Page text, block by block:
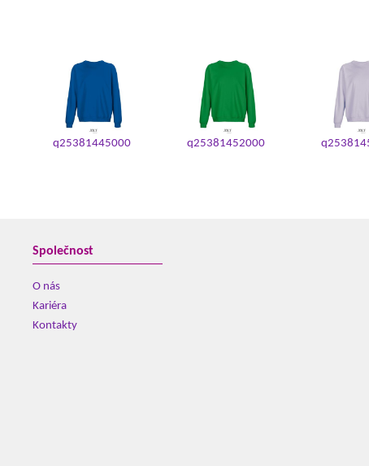
q25381445000 q25381452000
Společnost
O nás
Kariéra
Kontakty